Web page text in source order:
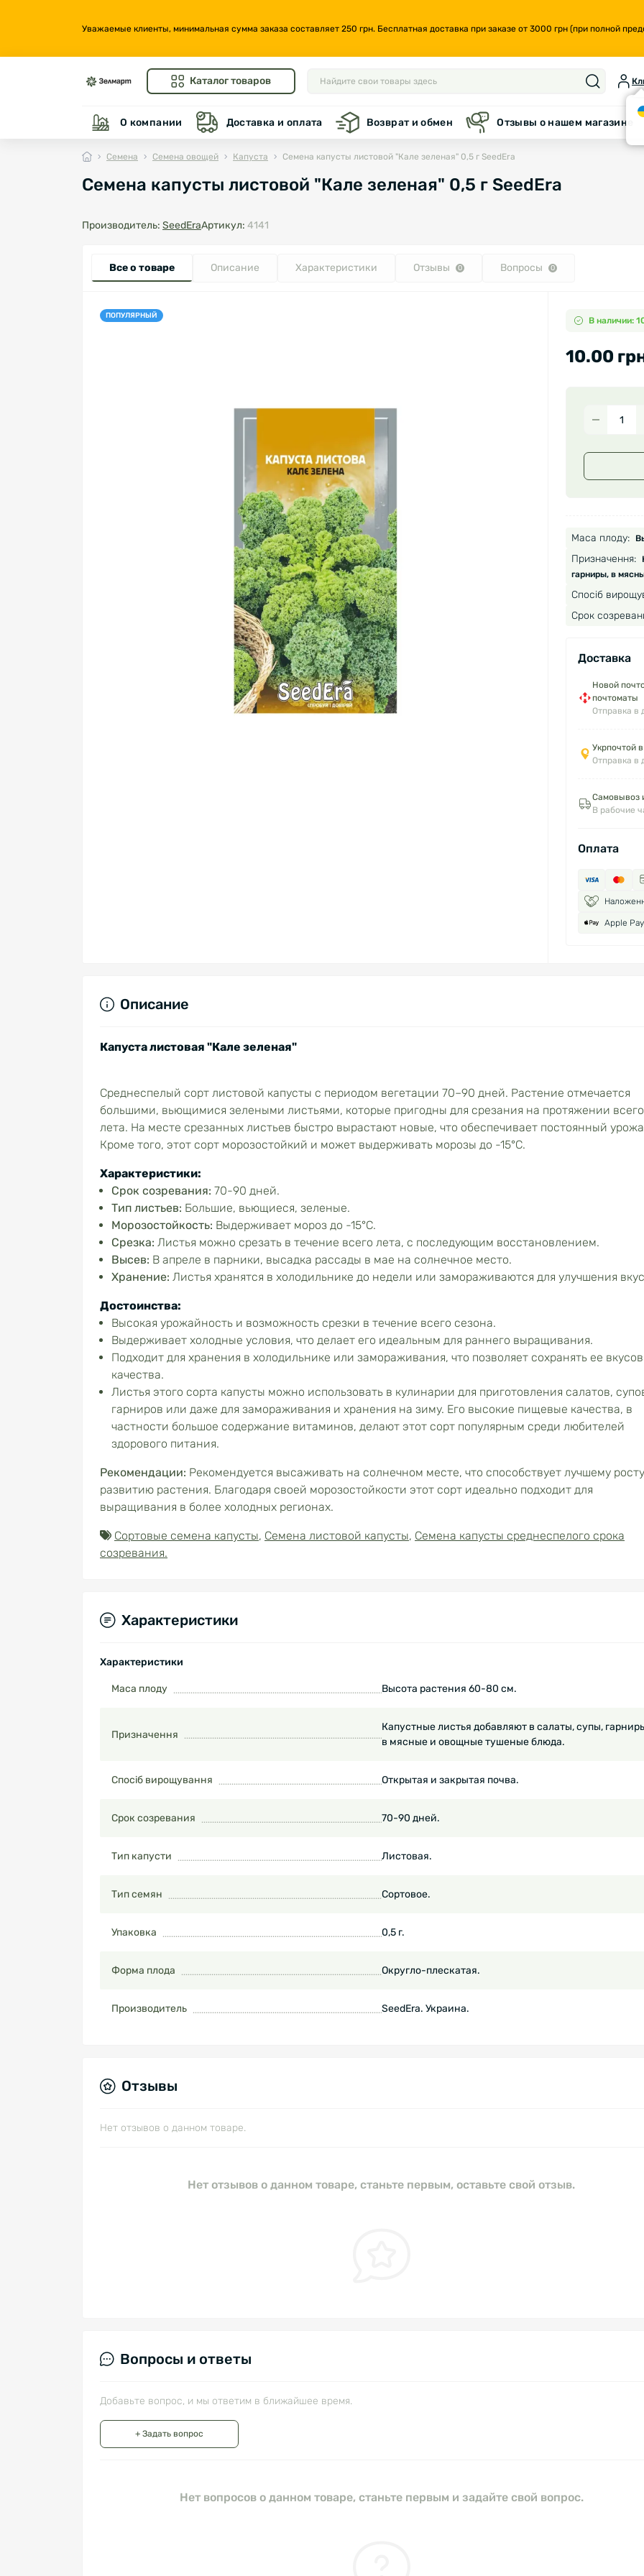
Уважаемые клиенты, минимальная сумма заказа составляет 250 грн. Бесплатная доставка при заказе от 3000 грн (при полной
Каталог товаров
О компании Доставка и оплата Возврат и обмен Отзывы о нашем магазине
Семена Семена овощей Капуста Семена капусты листовой "Кале зеленая" 0,5 г SeedEra
Семена капусты листовой "Кале зеленая" 0,5 г SeedEra
Производитель: SeedEraАртикул: 4141
Все о товаре Описание Характеристики Отзывы 0 Вопросы 0
ПОПУЛЯРНЫЙ В наличии:
10.00
Маса плоду:
Призначення:
гарниры, в
Спосіб
Срок
Доставка
Новой
почтоматы
Отправка в
Укрпочтой
Отправка в
Самовывоз
В рабочие
Оплата
Apple Pay
Описание
Капуста листовая "Кале зеленая"
Среднеспелый сорт листовой капусты с периодом вегетации 70–90 дней. Растение отмечается
большими, вьющимися зелеными листьями, которые пригодны для срезания на протяжении всего
лета. На месте срезанных листьев быстро вырастают новые, что обеспечивает постоянный
Кроме того, этот сорт морозостойкий и может выдерживать морозы до -15°C.
Характеристики:
Срок созревания: 70-90 дней.
Тип листьев: Большие, вьющиеся, зеленые.
Морозостойкость: Выдерживает мороз до -15°C.
Срезка: Листья можно срезать в течение всего лета, с последующим восстановлением.
Высев: В апреле в парники, высадка рассады в мае на солнечное место.
Хранение: Листья хранятся в холодильнике до недели или замораживаются для улучшения
Достоинства:
Высокая урожайность и возможность срезки в течение всего сезона.
Выдерживает холодные условия, что делает его идеальным для раннего выращивания.
Подходит для хранения в холодильнике или замораживания, что позволяет сохранять ее
качества.
Листья этого сорта капусты можно использовать в кулинарии для приготовления салатов,
гарниров или даже для замораживания и хранения на зиму. Его высокие пищевые качества, в
частности большое содержание витаминов, делают этот сорт популярным среди любителей
здорового питания.
Рекомендации: Рекомендуется высаживать на солнечном месте, что способствует лучшему
развитию растения. Благодаря своей морозостойкости этот сорт идеально подходит для
выращивания в более холодных регионах.
Сортовые семена капусты, Семена листовой капусты, Семена капусты среднеспелого срока
созревания.
Характеристики
Характеристики
Маса плоду Высота растения 60-80 см.
Призначення
Капустные листья добавляют в салаты, супы,
в мясные и овощные тушеные блюда.
Спосіб вирощування Открытая и закрытая почва.
Срок созревания 70-90 дней.
Тип капусти Листовая.
Тип семян Сортовое.
Упаковка 0,5 г.
Форма плода Округло-плескатая.
Производитель SeedEra. Украина.
Отзывы
Нет отзывов о данном товаре.
Нет отзывов о данном товаре, станьте первым, оставьте свой отзыв.
Вопросы и ответы
Добавьте вопрос, и мы ответим в ближайшее время.
+ Задать вопрос
Нет вопросов о данном товаре, станьте первым и задайте свой вопрос.